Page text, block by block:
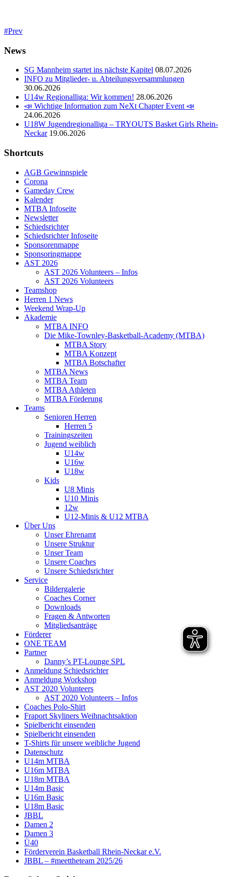
Prev
News
SG Mannheim startet ins nächste Kapitel 08.07.2026
INFO zu Mitglieder- u. Abteilungsversammlungen
30.06.2026
U14w Regionalliga: Wir kommen! 28.06.2026
📣 Wichtige Information zum NeXt Chapter Event 📣
24.06.2026
U18W Jugendregionalliga – TRYOUTS Basket Girls Rhein-
Neckar 19.06.2026
Shortcuts
AGB Gewinnspiele
Corona
Gameday Crew
Kalender
MTBA Infoseite
Newsletter
Schiedsrichter
Schiedsrichter Infoseite
Sponsorenmappe
Sponsoringmappe
AST 2026
AST 2026 Volunteers – Infos
AST 2026 Volunteers
Teamshop
Herren 1 News
Weekend Wrap-Up
Akademie
MTBA INFO
Die Mike-Townley-Basketball-Academy (MTBA)
MTBA Story
MTBA Konzept
MTBA Botschafter
MTBA News
MTBA Team
MTBA Athleten
MTBA Förderung
Teams
Senioren Herren
Herren 5
Trainingszeiten
Jugend weiblich
U14w
U16w
U18w
Kids
U8 Minis
U10 Minis
12w
U12-Minis & U12 MTBA
Über Uns
Unser Ehrenamt
Unsere Struktur
Unser Team
Unsere Coaches
Unsere Schiedsrichter
Service
Bildergalerie
Coaches Corner
Downloads
Fragen & Antworten
Mitgliedsanträge
Förderer
ONE TEAM
Partner
Danny’s PT-Lounge SPL
Anmeldung Schiedsrichter
Anmeldung Workshop
AST 2020 Volunteers
AST 2020 Volunteers – Infos
Coaches Polo-Shirt
Fraport Skyliners Weihnachtsaktion
Spielbericht einsenden
Spielbericht einsenden
T-Shirts für unsere weibliche Jugend
Datenschutz
U14m MTBA
U16m MTBA
U18m MTBA
U14m Basic
U16m Basic
U18m Basic
JBBL
Damen 2
Damen 3
Ü40
Förderverein Basketball Rhein-Neckar e.V.
JBBL – #meettheteam 2025/26